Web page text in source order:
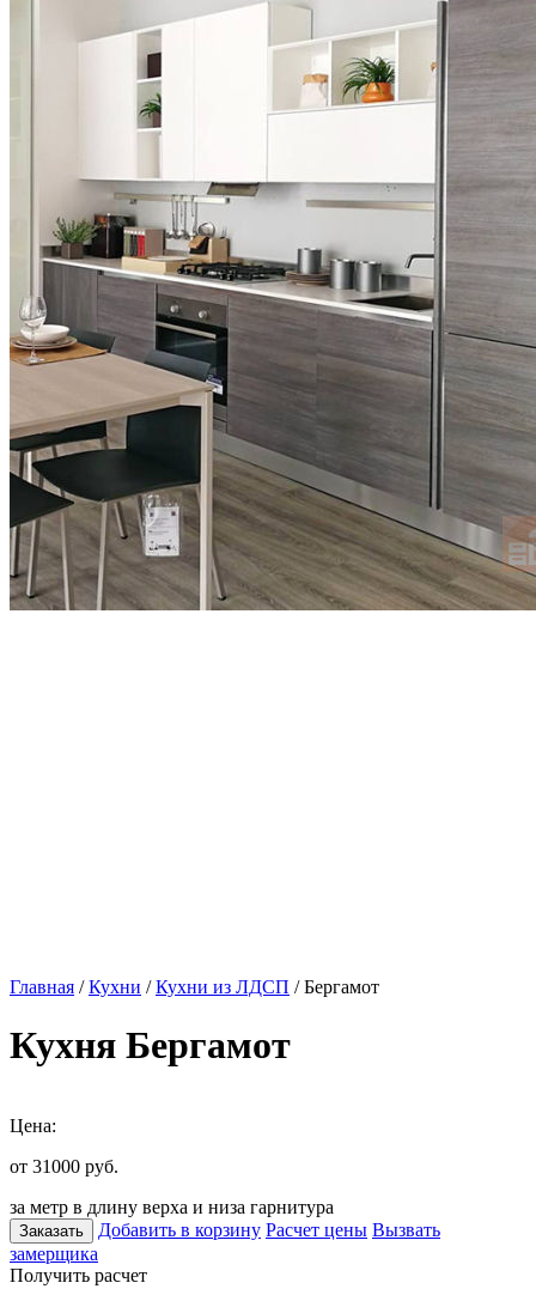
Главная /Кухни /Кухни из ЛДСП / Бергамот
Кухня Бергамот
Цена:
от 31000 руб.
за метр в длину верха и низа гарнитура
Заказать Добавить в корзину Расчет цены Вызвать
замерщика
Получить расчет